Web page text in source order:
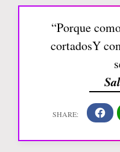
“Porque
cortadosY